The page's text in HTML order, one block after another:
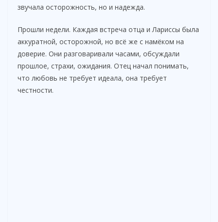
звучала осторожность, но и надежда.
Прошли недели. Каждая встреча отца и Лариссы была
аккуратной, осторожной, но всё же с намёком на
доверие. Они разговаривали часами, обсуждали
прошлое, страхи, ожидания. Отец начал понимать,
что любовь не требует идеала, она требует
честности.